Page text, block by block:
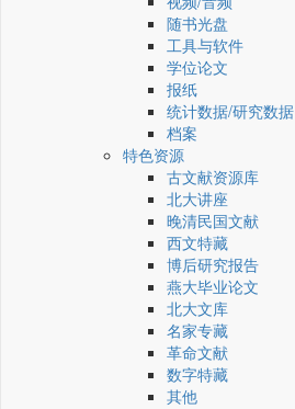
随书光盘
工具与软件
学位论文
报纸
统计数据/研究数据
档案
特色资源
古文献资源库
北大讲座
晚清民国文献
西文特藏
博后研究报告
燕大毕业论文
北大文库
名家专藏
革命文献
数字特藏
其他